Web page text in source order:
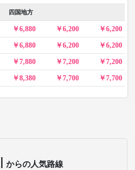
四国地方
6,880 6,200 6,200
6,880 6,200 6,200
7,880 7,200 7,200
8,380 7,700 7,700
からの人気路線